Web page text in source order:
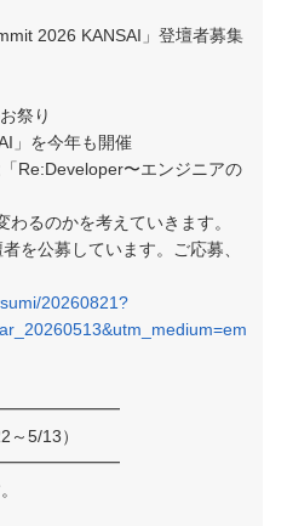
2026 KANSAI」登壇者募集
祭り
」を今年も開催
Re:Developer〜エンジニアの
るのかを考えていきます。
を公募しています。ご応募、
20260821?
5/13）